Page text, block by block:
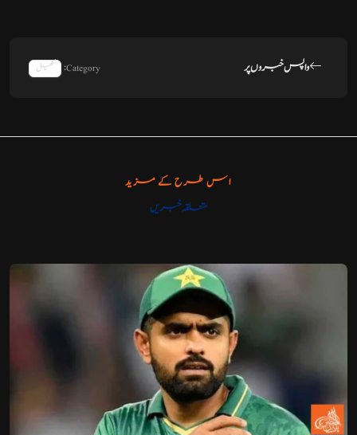
واپس خبروں پر Category: کھیل
اس طرح کے مزید
متعلقہ خبریں